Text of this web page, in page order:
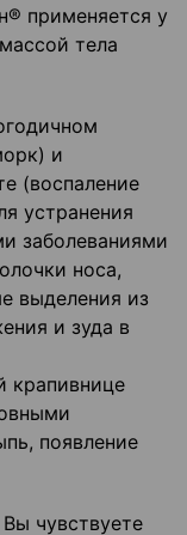
применяется у
тела
и
(воспаление
устранения
заболеваниями
носа,
выделения из
и зуда в
крапивнице
появление
чувствуете